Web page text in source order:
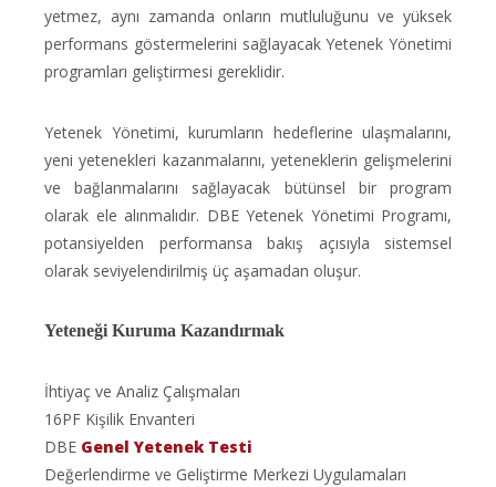
yetmez, aynı zamanda onların mutluluğunu ve yüksek
performans göstermelerini sağlayacak Yetenek Yönetimi
programları geliştirmesi gereklidir.
Yetenek Yönetimi, kurumların hedeflerine ulaşmalarını,
yeni yetenekleri kazanmalarını, yeteneklerin gelişmelerini
ve bağlanmalarını sağlayacak bütünsel bir program
olarak ele alınmalıdır. DBE Yetenek Yönetimi Programı,
potansiyelden performansa bakış açısıyla sistemsel
olarak seviyelendirilmiş üç aşamadan oluşur.
Yeteneği Kuruma Kazandırmak
İhtiyaç ve Analiz Çalışmaları
16PF Kişilik Envanteri
DBE Genel Yetenek Testi
Değerlendirme ve Geliştirme Merkezi Uygulamaları